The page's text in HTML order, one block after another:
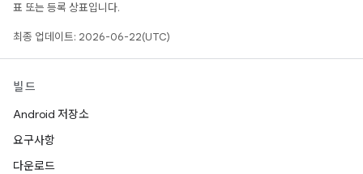
표 또는 등록 상표입니다.
최종 업데이트: 2026-06-22(UTC)
빌드
Android 저장소
요구사항
다운로드